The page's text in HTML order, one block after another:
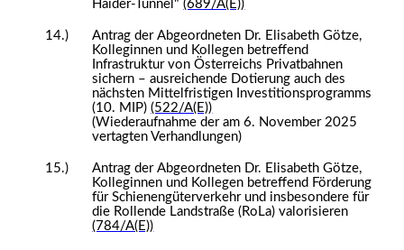
Haider-Tunnel"(689/A(E))
14.)
Antrag der Abgeordneten Dr. Elisabeth Götze,
Kolleginnen und Kollegen betreffend
Infrastruktur von Österreichs Privatbahnen
sichern – ausreichende Dotierung auch des
nächsten Mittelfristigen Investitionsprogramms
(10. MIP)(522/A(E))
(Wiederaufnahme der am 6. November 2025
vertagten Verhandlungen)
15.)
Antrag der Abgeordneten Dr. Elisabeth Götze,
Kolleginnen und Kollegen betreffend Förderung
für Schienengüterverkehr und insbesondere für
die Rollende Landstraße (RoLa) valorisieren
(784/A(E))